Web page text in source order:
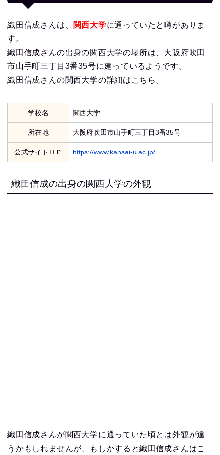
織田信成さんは、 関西大学に通っていたと噂がありま
す。
織田信成さんの出身の関西大学の場所は、大阪府吹田
市山手町三丁目3番35号に建っているようです。
織田信成さんの関西大学の詳細はこちら。
学校名 関西大学
所在地 大阪府吹田市山手町三丁目3番35号
公式サイトＨＰ https://www.kansai-u.ac.jp/
織田信成の出身の関西大学の外観
織田信成さんが関西大学に通っていた頃とは外観が違
うかもしれませんが、もしかすると織田信成さんはこ